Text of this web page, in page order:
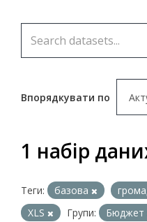
Впорядкувати по
1 набір
Теги: базова
XLS
Групи: Бюджет